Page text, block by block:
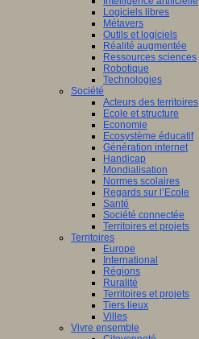
Logiciels libres
Métavers
Outils et logiciels
Réalité augmentée
Ressources sciences
Robotique
Technologies
Société
Acteurs des territoires
Ecole et structure
Economie
Ecosystème éducatif
Génération internet
Handicap
Mondialisation
Normes scolaires
Regards sur l’Ecole
Santé
Société connectée
Territoires et projets
Territoires
Europe
International
Régions
Ruralité
Territoires et projets
Tiers lieux
Villes
Vivre ensemble